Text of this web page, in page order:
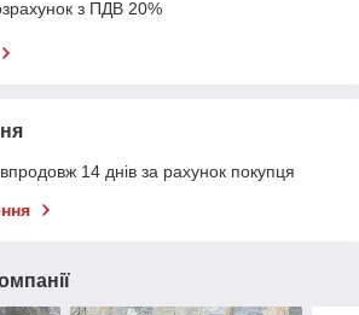
з ПДВ 20%
14 днів за рахунок покупця